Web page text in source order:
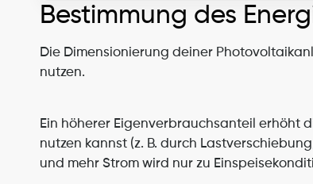
Bestimmung des
Die Dimensionierung deiner
nutzen.
Ein höherer Eigenverbrauchsanteil erhöht
nutzen kannst (z. B. durch
und mehr Strom wird nur zu